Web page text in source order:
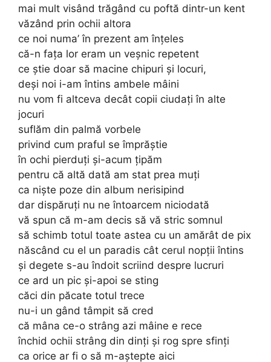
mai mult visând trăgând cu poftă dintr-un kent
văzând prin ochii altora
ce noi numa’ în prezent am înțeles
că-n fața lor eram un veșnic repetent
ce știe doar să macine chipuri și locuri,
deși noi i-am întins ambele mâini
nu vom fi altceva decât copii ciudați în alte
jocuri
suflăm din palmă vorbele
privind cum praful se împrăștie
în ochi pierduți și-acum țipăm
pentru că altă dată am stat prea muți
ca niște poze din album nerisipind
dar dispăruți nu ne întoarcem niciodată
vă spun că m-am decis să vă stric somnul
să schimb totul toate astea cu un amărât de pix
născând cu el un paradis cât cerul nopții întins
și degete s-au îndoit scriind despre lucruri
ce ard un pic și-apoi se sting
căci din păcate totul trece
nu-i un gând tâmpit să cred
că mâna ce-o strâng azi mâine e rece
închid ochii strâng din dinți și rog spre sfinți
ca orice ar fi o să m-aștepte aici